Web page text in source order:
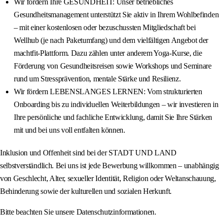
Wir fördern Ihre GESUNDHEIT: Unser betriebliches
Gesundheitsmanagement unterstützt Sie aktiv in Ihrem Wohlbefinden
– mit einer kostenlosen oder bezuschussten Mitgliedschaft bei
Wellhub (je nach Paketumfang) und dem vielfältigen Angebot der
machtfit‑Plattform. Dazu zählen unter anderem Yoga‑Kurse, die
Förderung von Gesundheitsreisen sowie Workshops und Seminare
rund um Stressprävention, mentale Stärke und Resilienz.
Wir fördern LEBENSLANGES LERNEN: Vom strukturierten
Onboarding bis zu individuellen Weiterbildungen – wir investieren in
Ihre persönliche und fachliche Entwicklung, damit Sie Ihre Stärken
mit und bei uns voll entfalten können.
Inklusion und Offenheit sind bei der STADT UND LAND
selbstverständlich. Bei uns ist jede Bewerbung willkommen – unabhängig
von Geschlecht, Alter, sexueller Identität, Religion oder Weltanschauung,
Behinderung sowie der kulturellen und sozialen Herkunft.
Bitte beachten Sie unsere Datenschutzinformationen.